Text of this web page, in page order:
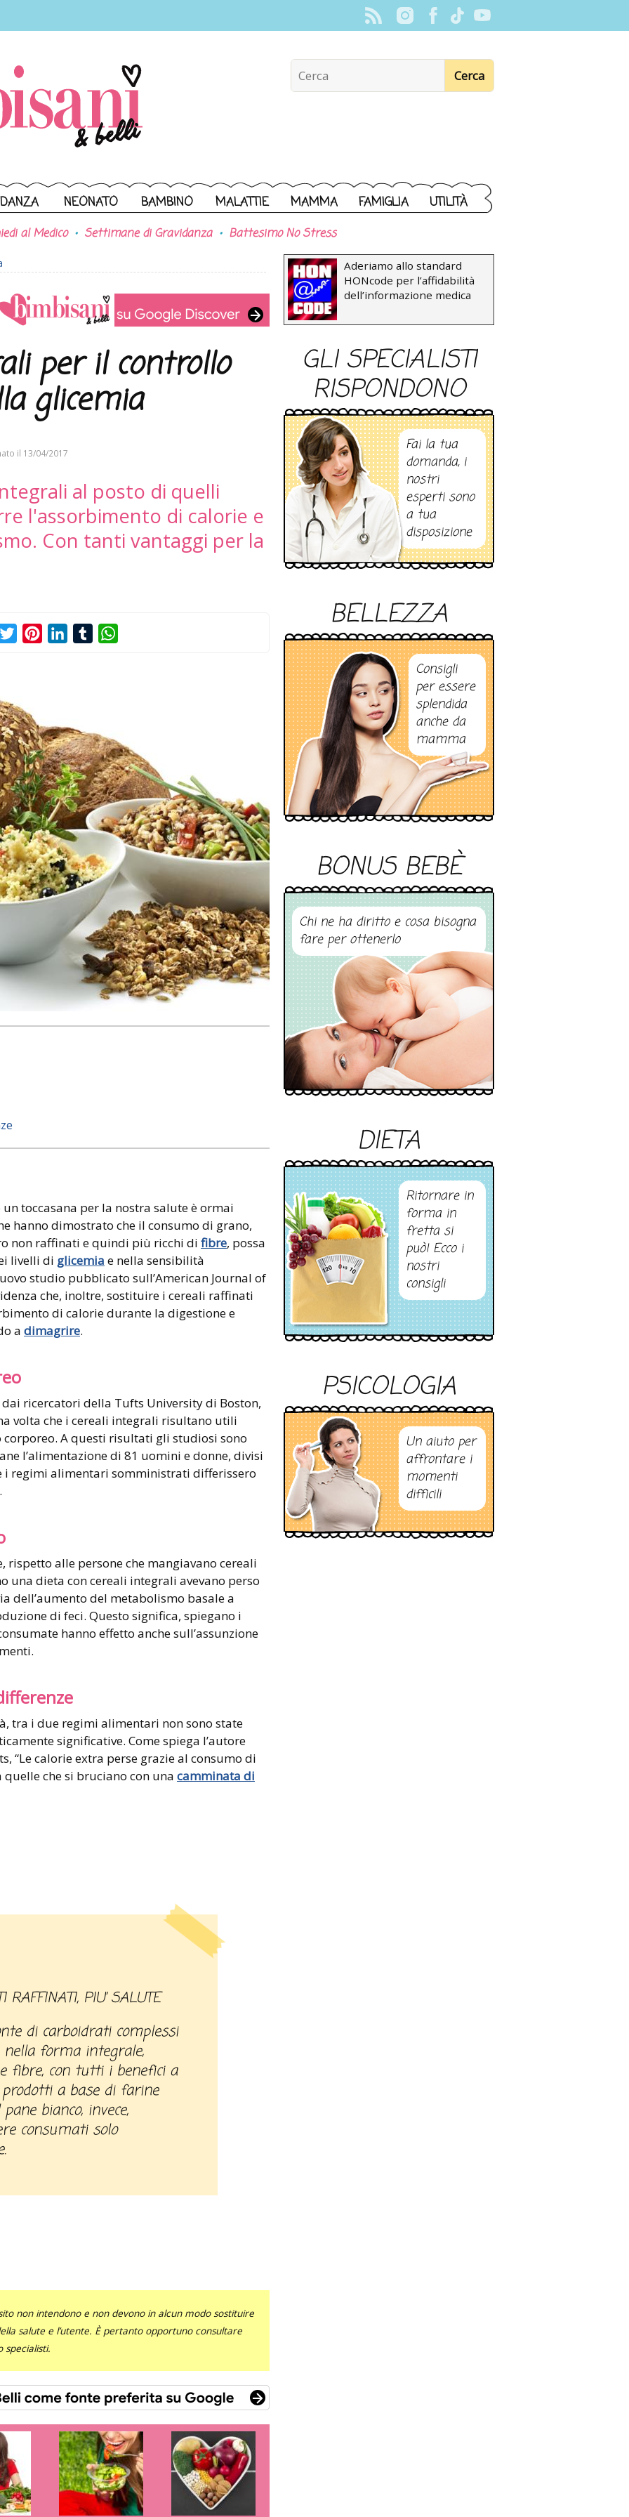
NEONATO BAMBINO MALATTIE MAMMA FAMIGLIA UTILITÀ
al Medico Settimane di Gravidanza Battesimo No Stress
per il controllo
glicemia
il 13/04/2017
al posto di quelli
l'assorbimento di calorie e
Con tanti vantaggi per la
TwitterPinterestLinkedInTumblr
toccasana per la nostra salute è ormai
hanno dimostrato che il consumo di grano,
non raffinati e quindi più ricchi di fibre, possa
livelli di glicemia e nella sensibilità
studio pubblicato sull’American Journal of
che, inoltre, sostituire i cereali raffinati
di calorie durante la digestione e
a dimagrire.
ricercatori della Tufts University di Boston,
volta che i cereali integrali risultano utili
corporeo. A questi risultati gli studiosi sono
l’alimentazione di 81 uomini e donne, divisi
i regimi alimentari somministrati differissero
rispetto alle persone che mangiavano cereali
una dieta con cereali integrali avevano perso
dell’aumento del metabolismo basale a
di feci. Questo significa, spiegano i
hanno effetto anche sull’assunzione
tra i due regimi alimentari non sono state
significative. Come spiega l’autore
“Le calorie extra perse grazie al consumo di
che si bruciano con una camminata di
RAFFINATI, PIU’ SALUTE
di carboidrati complessi
forma integrale,
fibre, con tutti i benefici a
prodotti a base di farine
bianco, invece,
consumati solo
non intendono e non devono in alcun modo sostituire
salute e l’utente. È pertanto opportuno consultare
Aderiamo allo standard
HONcode per l’affidabilità
dell’informazione medica
GLI SPECIALISTI
RISPONDONO
Fai la tua
domanda, i
nostri
esperti sono
a tua
disposizione
BELLEZZA
Consigli
per essere
splendida
anche da
mamma
BONUS BEBÈ
Chi ne ha diritto e cosa bisogna
fare per ottenerlo
DIETA
Ritornare in
forma in
fretta si
può! Ecco i
nostri
consigli
PSICOLOGIA
Un aiuto per
affrontare i
momenti
difficili